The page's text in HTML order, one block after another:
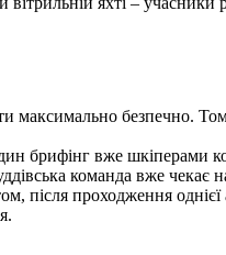
максимально
брифінг вже шкіперами
команда вже чекає
проходження